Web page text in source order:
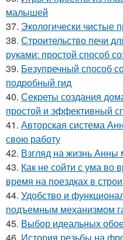
малышей
37. Экологически чистые
38. Строительство печи
руками: простой способ
39. Безупречный способ
подробный гид
40. Секреты создания
простой и эффективный
41. Авторская система
свою работу
42. Взгляд на жизнь Анны
43. Как не сойти с ума во
время на поездках в
44. Удобство и
подъемным механизмом
45. Выбор идеальных